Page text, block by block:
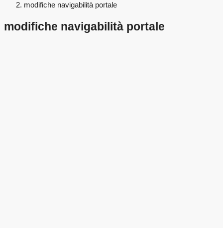
modifiche navigabilità portale
modifiche navigabilità portale